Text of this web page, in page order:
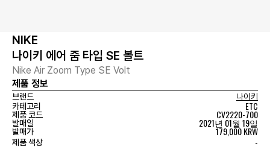
NIKE
나이키 에어 줌 타입 SE 볼트
Nike Air Zoom Type SE Volt
제품 정보
브랜드
나이키
카테고리
ETC
제품 코드 CV2220-700
발매일 2021년 01월 19일
발매가 179,000 KRW
제품 색상 -